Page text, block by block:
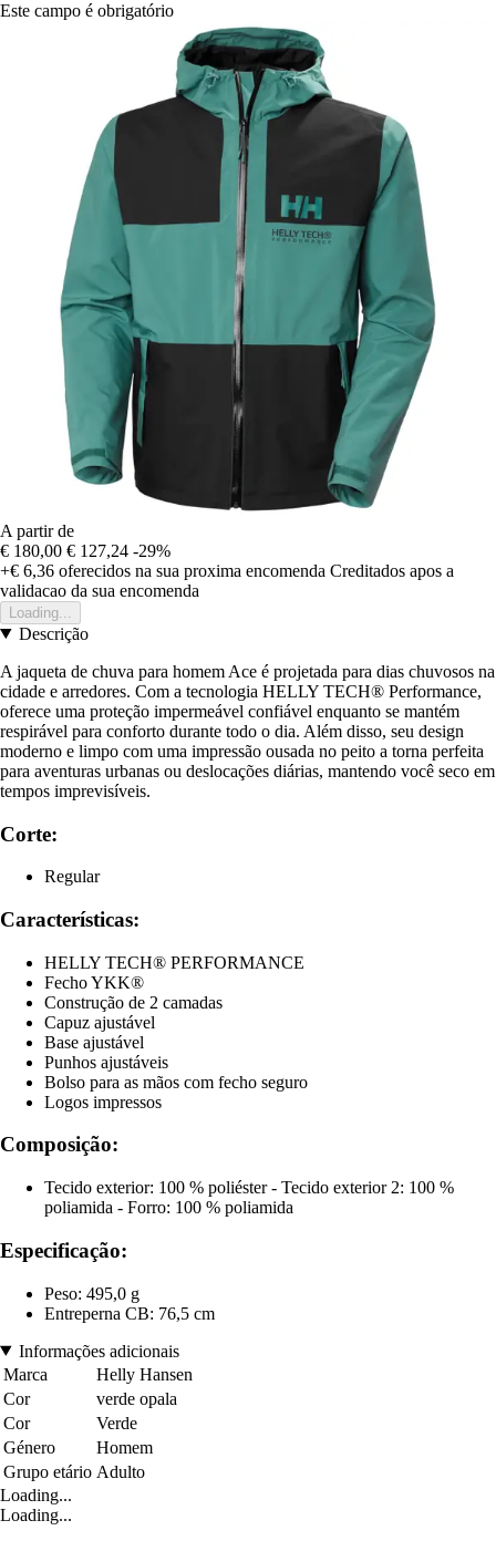
Este campo é obrigatório
A partir de
€ 180,00 € 127,24 -29%
+€ 6,36 oferecidos na sua proxima encomenda Creditados apos a
validacao da sua encomenda
Loading...
Descrição
A jaqueta de chuva para homem Ace é projetada para dias chuvosos na
cidade e arredores. Com a tecnologia HELLY TECH® Performance,
oferece uma proteção impermeável confiável enquanto se mantém
respirável para conforto durante todo o dia. Além disso, seu design
moderno e limpo com uma impressão ousada no peito a torna perfeita
para aventuras urbanas ou deslocações diárias, mantendo você seco em
tempos imprevisíveis.
Corte:
Regular
Características:
HELLY TECH® PERFORMANCE
Fecho YKK®
Construção de 2 camadas
Capuz ajustável
Base ajustável
Punhos ajustáveis
Bolso para as mãos com fecho seguro
Logos impressos
Composição:
Tecido exterior: 100 % poliéster - Tecido exterior 2: 100 %
poliamida - Forro: 100 % poliamida
Especificação:
Peso: 495,0 g
Entreperna CB: 76,5 cm
Informações adicionais
Marca
Helly Hansen
Cor
verde opala
Cor
Verde
Género
Homem
Grupo etário Adulto
Loading...
Loading...